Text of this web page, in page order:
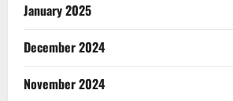
January 2025
December 2024
November 2024